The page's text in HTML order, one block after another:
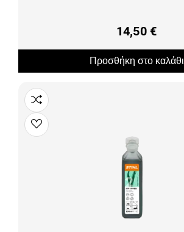
14,50 €
Προσθήκη στο καλάθι